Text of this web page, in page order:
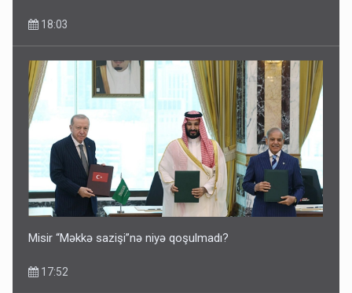
18:03
Misir “Məkkə sazişi”nə niyə qoşulmadı?
17:52